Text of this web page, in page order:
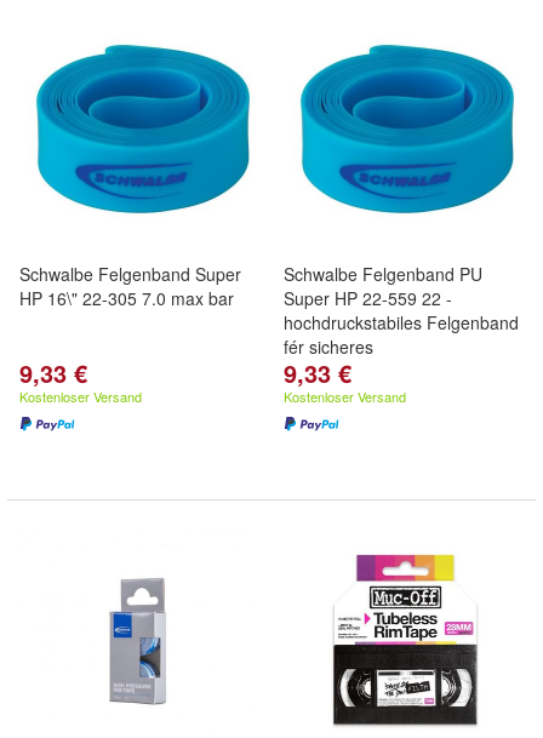
Schwalbe Felgenband Super
HP 16\" 22-305 7.0 max bar
9,33 €
Kostenloser Versand
Schwalbe Felgenband PU
Super HP 22-559 22 -
hochdruckstabiles Felgenband
fér sicheres
9,33 €
Kostenloser Versand